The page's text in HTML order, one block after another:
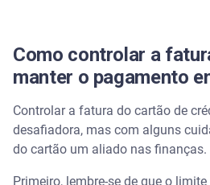
Como controlar a
manter o pagamento
Controlar a fatura do cartão de
desafiadora, mas com alguns
do cartão um aliado nas finanças.
Primeiro, lembre-se de que o